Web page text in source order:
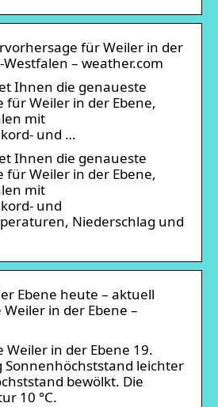
für Weiler in der
– weather.com
Ihnen die genaueste
Weiler in der Ebene,
mit
und …
Ihnen die genaueste
Weiler in der Ebene,
mit
und
Niederschlag und
Ebene heute – aktuell
in der Ebene –
in der Ebene 19.
Sonnenhöchststand leichter
bewölkt. Die
10 °C.